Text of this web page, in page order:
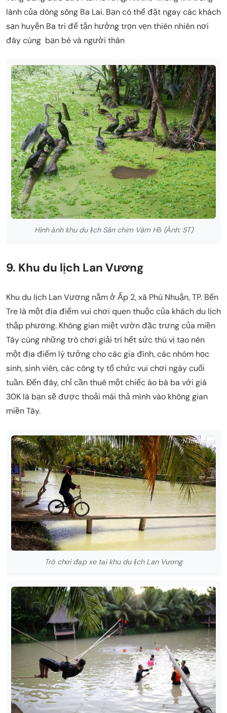
lành của dòng sông Ba Lai. Bạn có thể đặt ngay các khách
sạn huyện Ba tri để tận hưởng trọn vẹn thiên nhiên nơi
đây cùng bạn bè và người thân
Hình ảnh khu du lịch Sân chim Vàm Hồ (Ảnh: ST)
9. Khu du lịch Lan Vương
Khu du lịch Lan Vương nằm ở Ấp 2, xã Phú Nhuận, TP. Bến
Tre là một địa điểm vui chơi quen thuộc của khách du lịch
thập phương. Không gian miệt vườn đặc trưng của miền
Tây cùng những trò chơi giải trí hết sức thú vị tạo nên
một địa điểm lý tưởng cho các gia đình, các nhóm học
sinh, sinh viên, các công ty tổ chức vui chơi ngày cuối
tuần. Đến đây, chỉ cần thuê một chiếc áo bà ba với giá
30K là bạn sẽ được thoải mái thả mình vào không gian
miền Tây.
Trò chơi đạp xe tại khu du lịch Lan Vương